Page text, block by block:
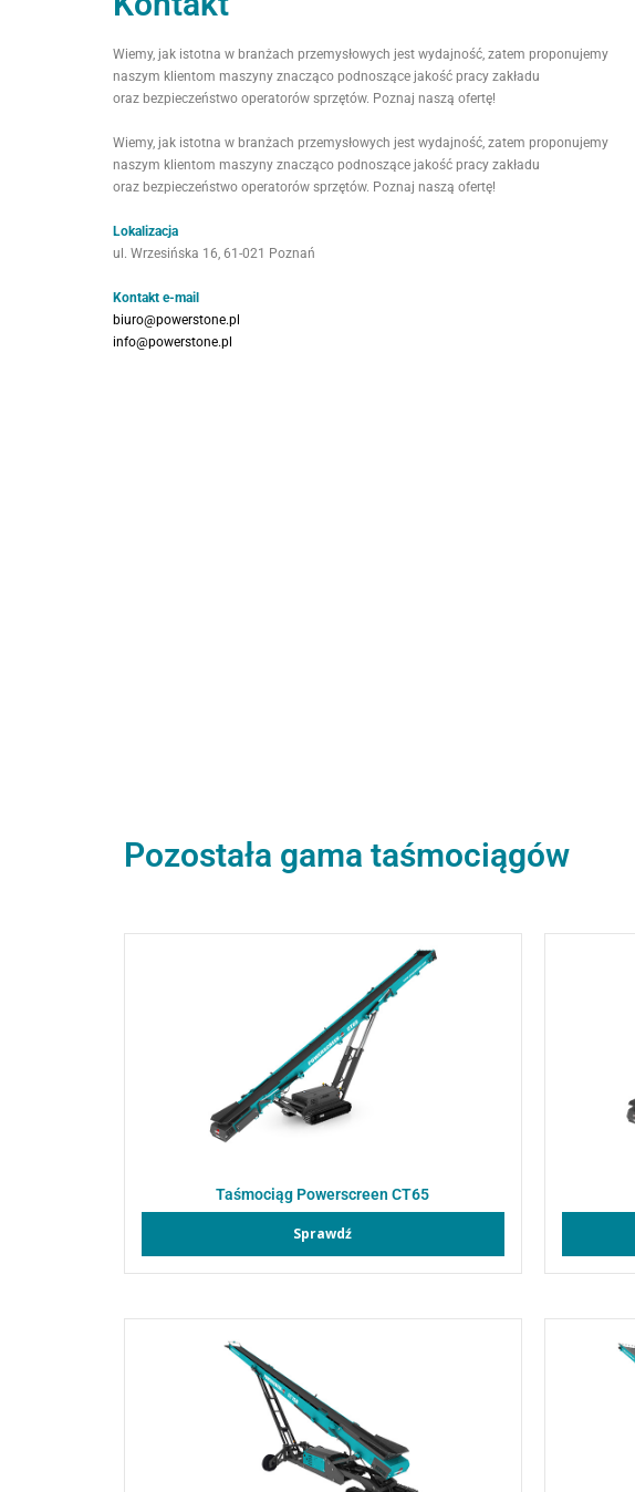
Wiemy, jak istotna w branżach przemysłowych jest wydajność, zatem proponujemy
naszym klientom maszyny znacząco podnoszące jakość pracy zakładu
oraz bezpieczeństwo operatorów sprzętów. Poznaj naszą ofertę!
Wiemy, jak istotna w branżach przemysłowych jest wydajność, zatem proponujemy
naszym klientom maszyny znacząco podnoszące jakość pracy zakładu
oraz bezpieczeństwo operatorów sprzętów. Poznaj naszą ofertę!
Lokalizacja
ul. Wrzesińska 16, 61-021 Poznań
Kontakt e-mail
biuro@powerstone.pl
info@powerstone.pl
Pozostała gama taśmociągów
Taśmociąg Powerscreen CT65
Sprawdź